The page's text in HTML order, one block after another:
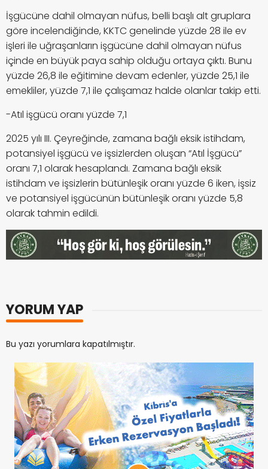
İşgücüne dahil olmayan nüfus, belli başlı alt gruplara
göre incelendiğinde, KKTC genelinde yüzde 28 ile ev
işleri ile uğraşanların işgücüne dahil olmayan nüfus
içinde en büyük paya sahip olduğu ortaya çıktı. Bunu
yüzde 26,8 ile eğitimine devam edenler, yüzde 25,1 ile
emekliler, yüzde 7,1 ile çalışamaz halde olanlar takip etti.
-Atıl işgücü oranı yüzde 7,1
2025 yılı III. Çeyreğinde, zamana bağlı eksik istihdam,
potansiyel işgücü ve işsizlerden oluşan “Atıl İşgücü”
oranı 7,1 olarak hesaplandı. Zamana bağlı eksik
istihdam ve işsizlerin bütünleşik oranı yüzde 6 iken, işsiz
ve potansiyel işgücünün bütünleşik oranı yüzde 5,8
olarak tahmin edildi.
YORUM YAP
Bu yazı yorumlara kapatılmıştır.